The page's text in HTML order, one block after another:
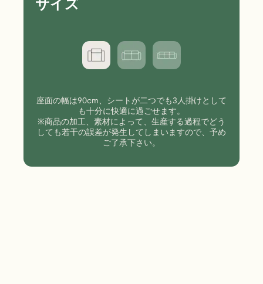
サイズ
座面の幅は90cm、シートが二つでも3人掛けとして
も十分に快適に過ごせます。
※商品の加工、素材によって、生産する過程でどう
しても若干の誤差が発生してしまいますので、予め
ご了承下さい。